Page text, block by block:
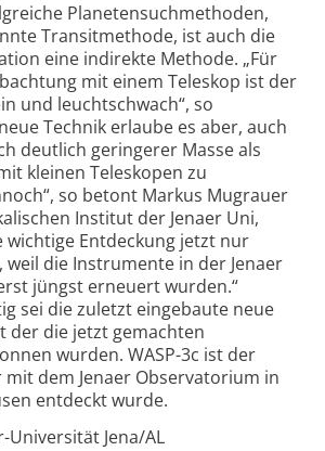
Planetensuchmethoden,
Transitmethode, ist auch die
eine indirekte Methode. „Für
mit einem Teleskop ist der
und leuchtschwach“, so
Technik erlaube es aber, auch
deutlich geringerer Masse als
kleinen Teleskopen zu
so betont Markus Mugrauer
Institut der Jenaer Uni,
wichtige Entdeckung jetzt nur
weil die Instrumente in der Jenaer
jüngst erneuert wurden.“
sei die zuletzt eingebaute neue
der die jetzt gemachten
wurden. WASP-3c ist der
mit dem Jenaer Observatorium in
entdeckt wurde.
Universität Jena/AL